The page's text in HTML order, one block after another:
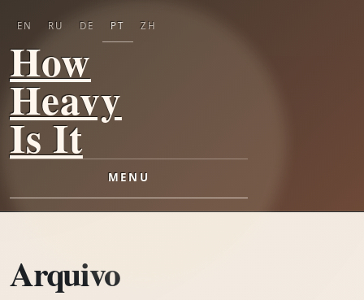
How
Heavy
Is It
MENU
EN RU DE PT ZH
Arquivo